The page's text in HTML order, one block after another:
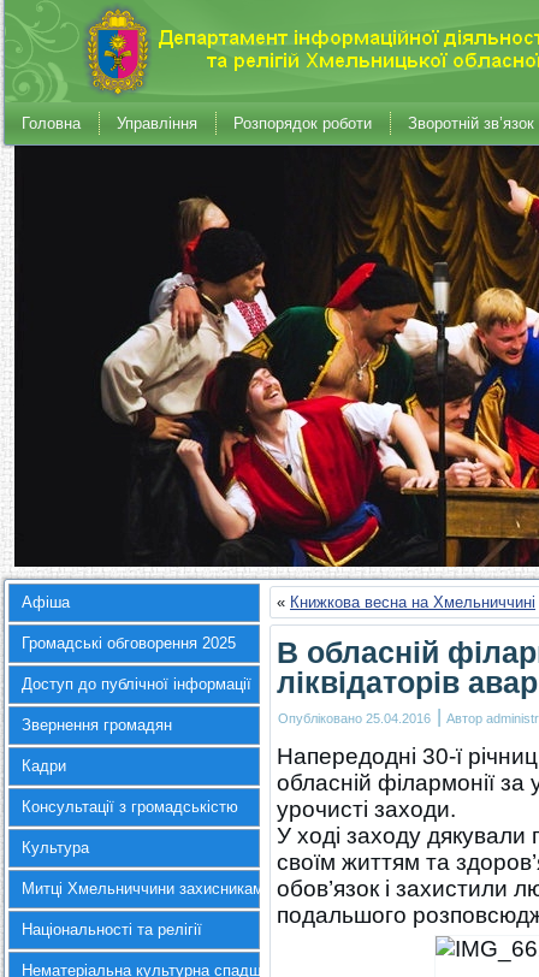
Головна Управління Розпорядок роботи Зворотній зв’язок
Афіша
Громадські обговорення 2025
Доступ до публічної інформації
Звернення громадян
Кадри
Консультації з громадськістю
Культура
Митці Хмельниччини захисникам України
Національності та релігії
Нематеріальна культурна спадщина
« Книжкова весна на Хмельниччині
В обласній
ліквідаторів
Опубліковано 25.04.2016 | Автор
Напередодні 30-ї
обласній філармонії за
урочисті заходи.
У ході заходу дякували
своїм життям та
обов’язок і захистили
подальшого